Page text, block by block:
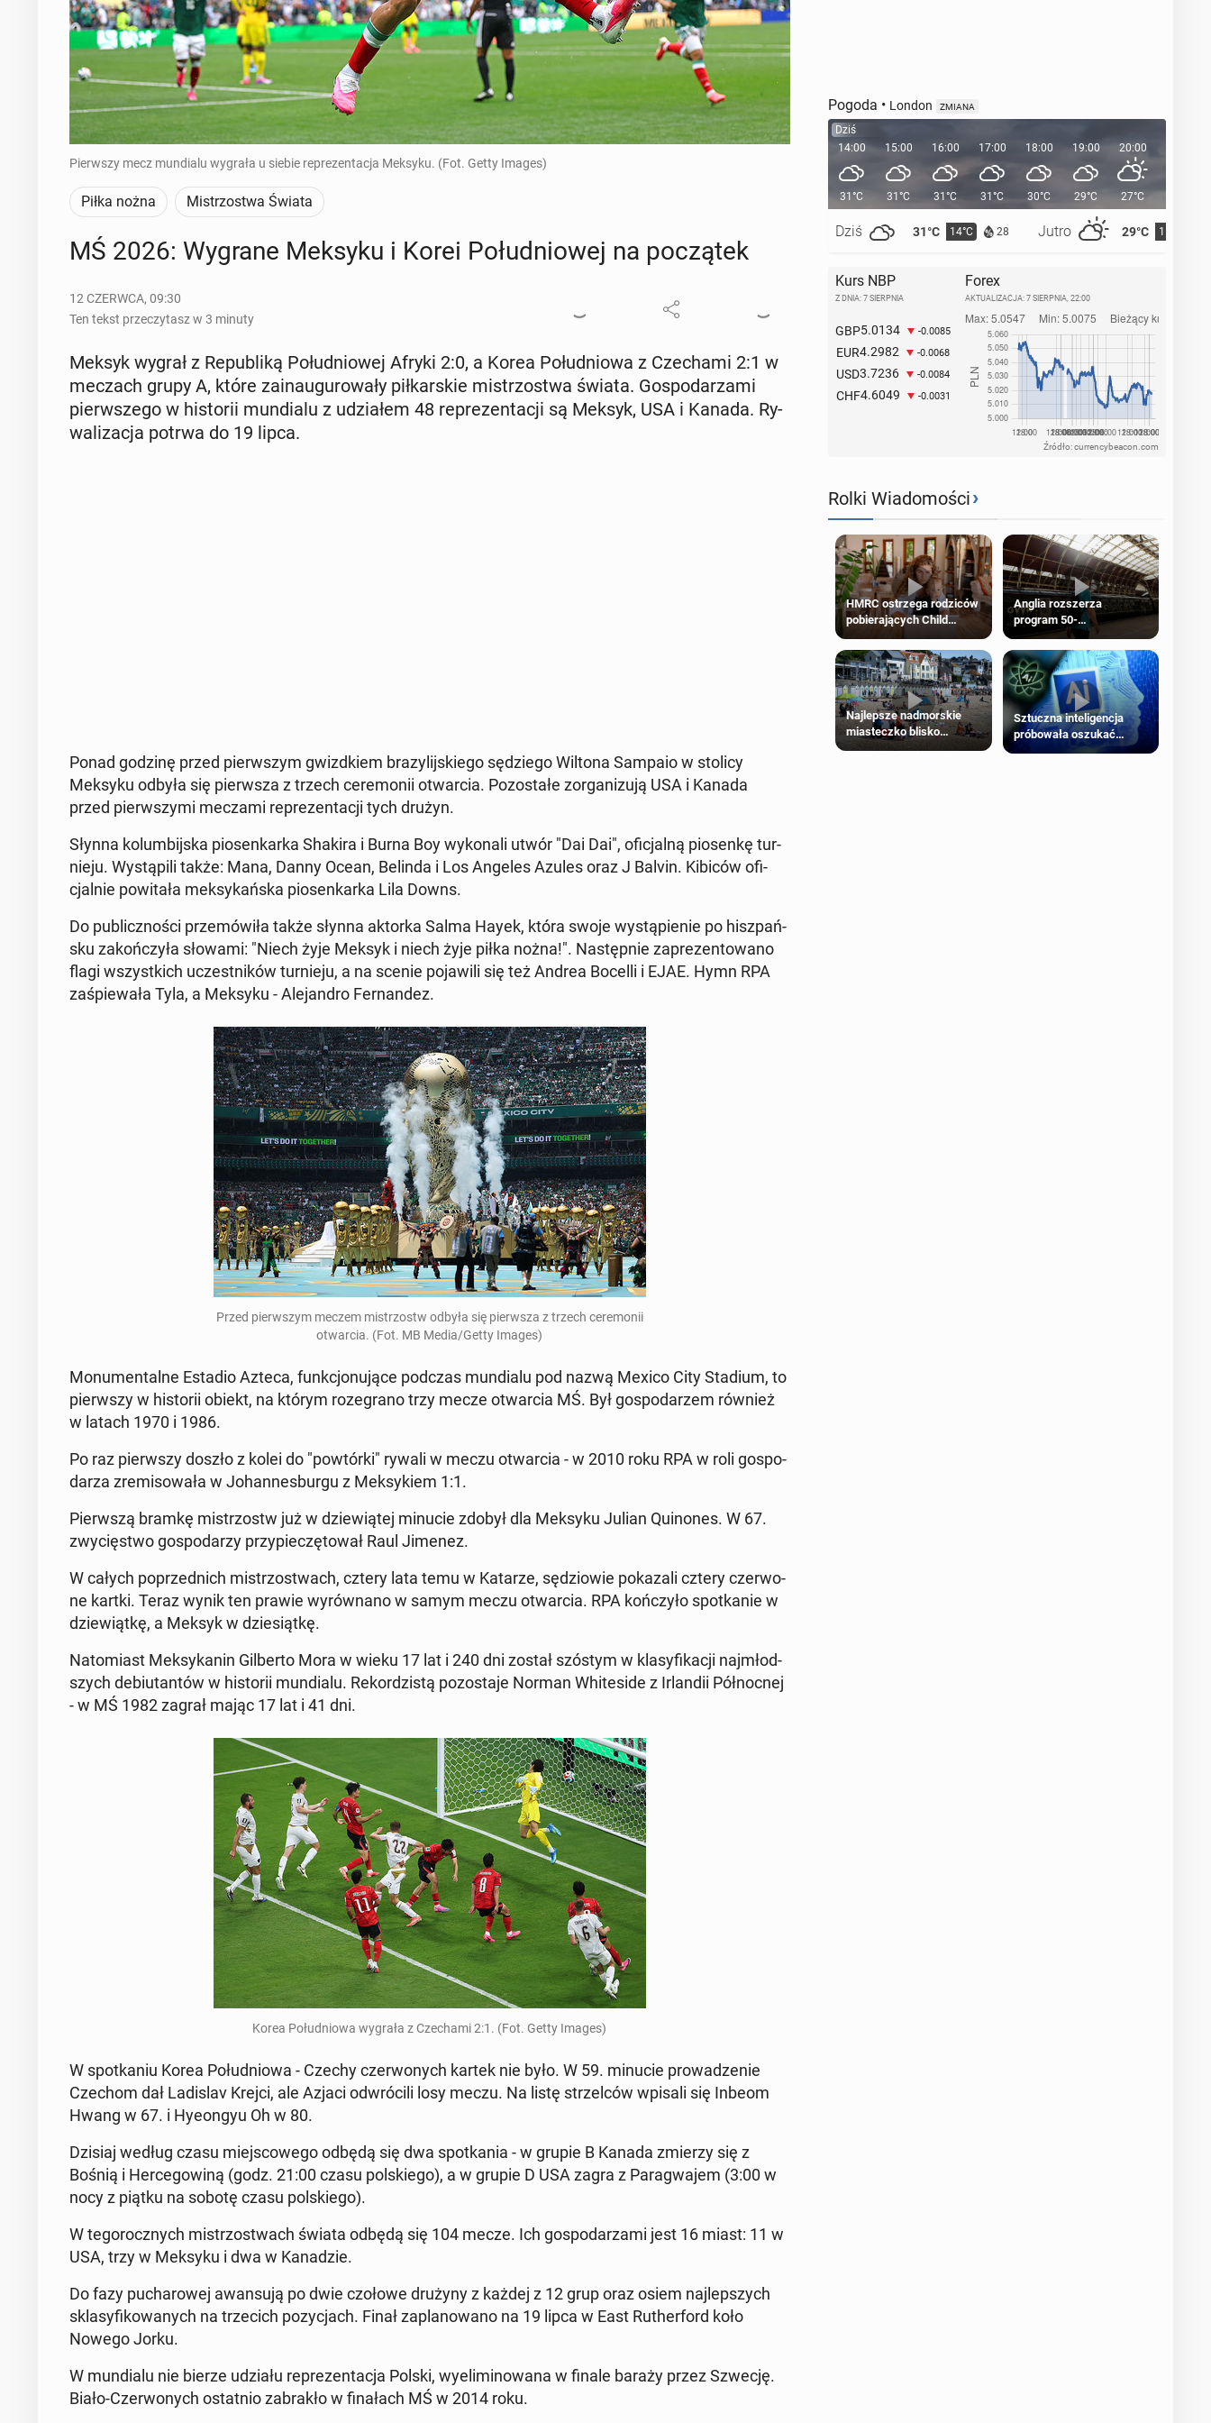
Pierwszy mecz mundialu wygrała u siebie reprezentacja Meksyku. (Fot. Getty Images)
Piłka nożna Mistrzostwa Świata
MŚ 2026: Wygrane Meksyku i Korei Po­łu­dnio­wej na po­czą­tek
12 CZERWCA, 09:30
Ten tekst przeczytasz w 3 minuty
Meksyk wygrał z Re­pu­bli­ką Po­łu­dnio­wej Afryki 2:0, a Korea Po­łu­dnio­wa z Cze­cha­mi 2:1 w
meczach grupy A, które za­in­au­gu­ro­wa­ły pił­kar­skie mi­strzo­stwa świata. Go­spo­da­rza­mi
pierw­sze­go w hi­sto­rii mun­dia­lu z udzia­łem 48 re­pre­zen­ta­cji są Meksyk, USA i Kanada. Ry­
wa­li­za­cja potrwa do 19 lipca.
Ponad godzinę przed pierw­szym gwizd­kiem bra­zy­lij­skie­go sę­dzie­go Wiltona Sampaio w stolicy
Meksyku odbyła się pierw­sza z trzech ce­re­mo­nii otwar­cia. Po­zo­sta­łe zor­ga­ni­zu­ją USA i Kanada
przed pierw­szy­mi meczami re­pre­zen­ta­cji tych drużyn.
Słynna ko­lum­bij­ska pio­sen­kar­ka Shakira i Burna Boy wy­ko­na­li utwór "Dai Dai", ofi­cjal­ną pio­sen­kę tur­
nie­ju. Wy­stą­pi­li także: Mana, Danny Ocean, Belinda i Los Angeles Azules oraz J Balvin. Kibiców ofi­
cjal­nie po­wi­ta­ła mek­sy­kań­ska pio­sen­kar­ka Lila Downs.
Do pu­blicz­no­ści prze­mó­wi­ła także słynna aktorka Salma Hayek, która swoje wy­stą­pie­nie po hisz­pań­
sku za­koń­czy­ła słowami: "Niech żyje Meksyk i niech żyje piłka nożna!". Na­stęp­nie za­pre­zen­to­wa­no
flagi wszyst­kich uczest­ni­ków tur­nie­ju, a na scenie po­ja­wi­li się też Andrea Bocelli i EJAE. Hymn RPA
za­śpie­wa­ła Tyla, a Meksyku - Ale­jan­dro Fer­nan­dez.
Przed pierw­szym meczem mi­strzostw odbyła się pierw­sza z trzech ce­re­mo­nii
otwar­cia. (Fot. MB Media/Getty Images)
Mo­nu­men­tal­ne Estadio Azteca, funk­cjo­nu­ją­ce podczas mun­dia­lu pod nazwą Mexico City Stadium, to
pierw­szy w hi­sto­rii obiekt, na którym ro­ze­gra­no trzy mecze otwar­cia MŚ. Był go­spo­da­rzem również
w latach 1970 i 1986.
Po raz pierw­szy doszło z kolei do "po­wtór­ki" rywali w meczu otwar­cia - w 2010 roku RPA w roli go­spo­
da­rza zre­mi­so­wa­ła w Jo­han­nes­bur­gu z Mek­sy­kiem 1:1.
Pierw­szą bramkę mi­strzostw już w dzie­wią­tej minucie zdobył dla Meksyku Julian Qu­ino­nes. W 67.
zwy­cię­stwo go­spo­da­rzy przy­pie­czę­to­wał Raul Jimenez.
W całych po­przed­nich mi­strzo­stwach, cztery lata temu w Katarze, sę­dzio­wie po­ka­za­li cztery czer­wo­
ne kartki. Teraz wynik ten prawie wy­rów­na­no w samym meczu otwar­cia. RPA koń­czy­ło spo­tka­nie w
dzie­wiąt­kę, a Meksyk w dzie­siąt­kę.
Na­to­miast Mek­sy­ka­nin Gil­ber­to Mora w wieku 17 lat i 240 dni został szóstym w kla­sy­fi­ka­cji naj­młod­
szych de­biu­tan­tów w hi­sto­rii mun­dia­lu. Re­kor­dzi­stą po­zo­sta­je Norman Whi­te­si­de z Ir­lan­dii Pół­noc­nej
- w MŚ 1982 zagrał mając 17 lat i 41 dni.
Korea Po­łu­dnio­wa wygrała z Cze­cha­mi 2:1. (Fot. Getty Images)
W spo­tka­niu Korea Po­łu­dnio­wa - Czechy czer­wo­nych kartek nie było. W 59. minucie pro­wa­dze­nie
Czechom dał La­di­slav Krejci, ale Azjaci od­wró­ci­li losy meczu. Na listę strzel­ców wpisali się Inbeom
Hwang w 67. i Hy­eon­gyu Oh w 80.
Dzisiaj według czasu miej­sco­we­go odbędą się dwa spo­tka­nia - w grupie B Kanada zmierzy się z
Bośnią i Her­ce­go­wi­ną (godz. 21:00 czasu pol­skie­go), a w grupie D USA zagra z Pa­ra­gwa­jem (3:00 w
nocy z piątku na sobotę czasu pol­skie­go).
W te­go­rocz­nych mi­strzo­stwach świata odbędą się 104 mecze. Ich go­spo­da­rza­mi jest 16 miast: 11 w
USA, trzy w Meksyku i dwa w Ka­na­dzie.
Do fazy pu­cha­ro­wej awan­su­ją po dwie czołowe drużyny z każdej z 12 grup oraz osiem naj­lep­szych
skla­sy­fi­ko­wa­nych na trze­cich po­zy­cjach. Finał za­pla­no­wa­no na 19 lipca w East Ru­ther­ford koło
Nowego Jorku.
W mun­dia­lu nie bierze udziału re­pre­zen­ta­cja Polski, wy­eli­mi­no­wa­na w finale baraży przez Szwecję.
Biało-Czer­wo­nych ostat­nio za­bra­kło w fi­na­łach MŚ w 2014 roku.
Pogoda • London ZMIANA
Dziś
14:00
31°C
Dziś 31°C 14°C 28 Jutro 29°C 15°C
15:00
31°C
16:00
31°C
17:00
31°C
18:00
30°C
19:00
29°C
20:00
27°C
Kurs NBP
Z DNIA: 7 SIERPNIA
GBP5.0134 -0.0085
EUR4.2982 -0.0068
USD3.7236 -0.0084
CHF4.6049 -0.0031
Forex
AKTUALIZACJA: 7 SIERPNIA, 22:00
Źródło: currencybeacon.com
Rolki Wiadomości›
HMRC ostrzega rodziców
pobierających Child
Benefit. Mogą być
zobowiązani do zwrotu
zasiłku
Anglia rozszerza
program 50-
procentowych zniżek
kolejowych na 18-latków
Najlepsze nadmorskie
miasteczko blisko
Sztuczna inteligencja
próbowała oszukać
człowieka